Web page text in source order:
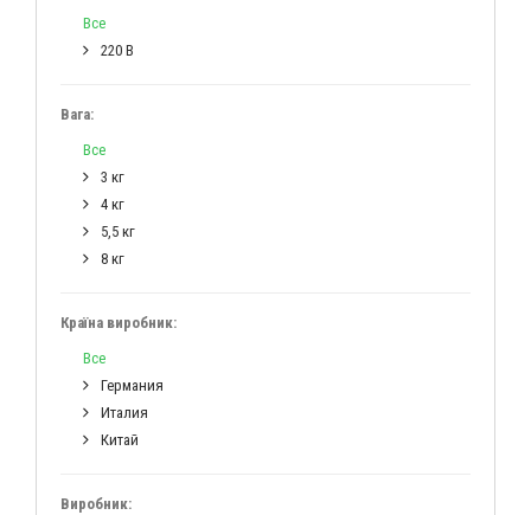
Все
220 В
Вага:
Все
3 кг
4 кг
5,5 кг
8 кг
Країна виробник:
Все
Германия
Италия
Китай
Виробник: